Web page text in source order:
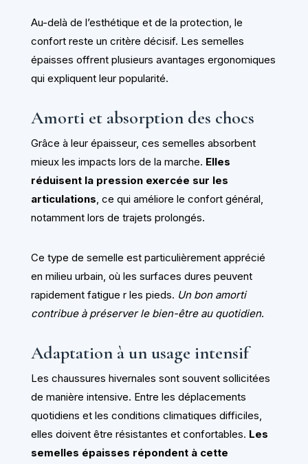
Au-delà de l’esthétique et de la protection, le
confort reste un critère décisif. Les semelles
épaisses offrent plusieurs avantages ergonomiques
qui expliquent leur popularité.
Amorti et absorption des chocs
Grâce à leur épaisseur, ces semelles absorbent
mieux les impacts lors de la marche. Elles
réduisent la pression exercée sur les
articulations, ce qui améliore le confort général,
notamment lors de trajets prolongés.
Ce type de semelle est particulièrement apprécié
en milieu urbain, où les surfaces dures peuvent
rapidement fatigue r les pieds. Un bon amorti
contribue à préserver le bien-être au quotidien.
Adaptation à un usage intensif
Les chaussures hivernales sont souvent sollicitées
de manière intensive. Entre les déplacements
quotidiens et les conditions climatiques difficiles,
elles doivent être résistantes et confortables. Les
semelles épaisses répondent à cette